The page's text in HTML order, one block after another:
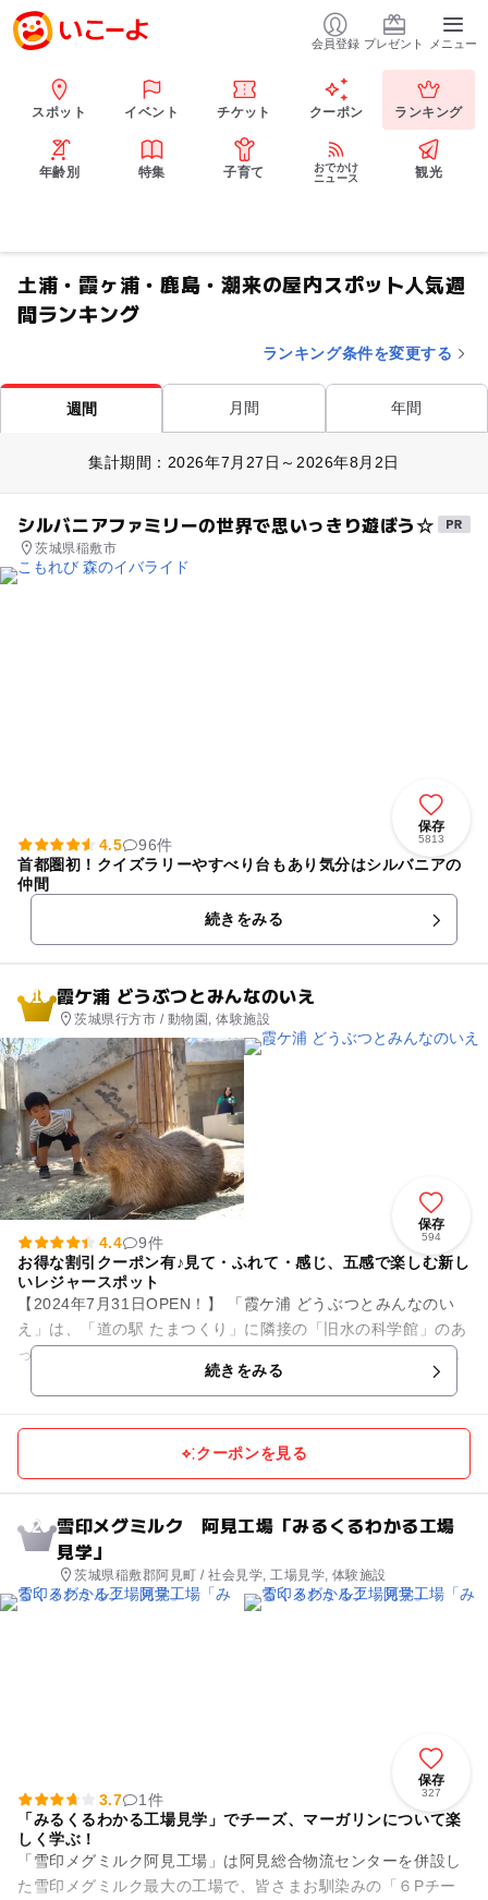
会員登録 プレゼント メニュー
スポット イベント チケット クーポン ランキング
年齢別 特集 子育て
おでかけ
ニュース
観光
土浦・霞ヶ浦・鹿島・潮来の屋内スポット人気週
間ランキング
ランキング条件を変更する
週間 月間 年間
集計期間：2026年7月27日～2026年8月2日
シルバニアファミリーの世界で思いっきり遊ぼう☆
茨城県稲敷市
保存
5813
4.5
96件
首都圏初！クイズラリーやすべり台もあり気分はシルバニアの
仲間
続きをみる
1 霞ケ浦 どうぶつとみんなのいえ
茨城県行方市 / 動物園, 体験施設
保存
594
4.4
9件
お得な割引クーポン有♪見て・ふれて・感じ、五感で楽しむ新し
いレジャースポット
【2024年7月31日OPEN！】 「霞ケ浦 どうぶつとみんなのい
え」は、「道の駅 たまつくり」に隣接の「旧水の科学館」のあ
った場所にオープンした、動物と人と自然が新しい形でふれあ
続きをみる
クーポンを見る
2
雪印メグミルク 阿見工場「みるくるわかる工場
見学」
茨城県稲敷郡阿見町 / 社会見学, 工場見学, 体験施設
保存
327
3.7
1件
「みるくるわかる工場見学」でチーズ、マーガリンについて楽
しく学ぶ！
「雪印メグミルク阿見工場」は阿見総合物流センターを併設し
た雪印メグミルク最大の工場で、皆さまお馴染みの「６Pチー